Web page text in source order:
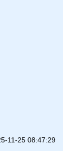
11-25 08:47:29